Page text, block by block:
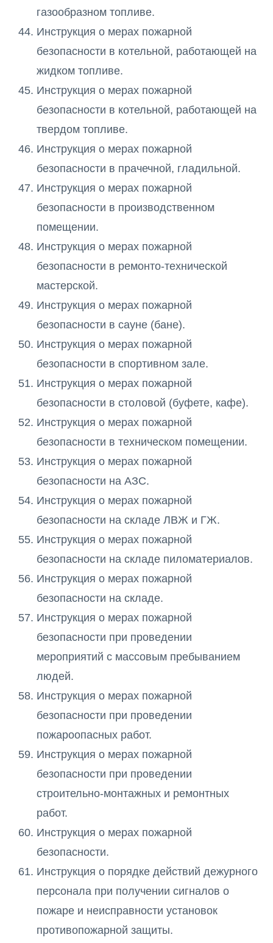
газообразном топливе.
Инструкция о мерах пожарной
безопасности в котельной, работающей на
жидком топливе.
Инструкция о мерах пожарной
безопасности в котельной, работающей на
твердом топливе.
Инструкция о мерах пожарной
безопасности в прачечной, гладильной.
Инструкция о мерах пожарной
безопасности в производственном
помещении.
Инструкция о мерах пожарной
безопасности в ремонто-технической
мастерской.
Инструкция о мерах пожарной
безопасности в сауне (бане).
Инструкция о мерах пожарной
безопасности в спортивном зале.
Инструкция о мерах пожарной
безопасности в столовой (буфете, кафе).
Инструкция о мерах пожарной
безопасности в техническом помещении.
Инструкция о мерах пожарной
безопасности на АЗС.
Инструкция о мерах пожарной
безопасности на складе ЛВЖ и ГЖ.
Инструкция о мерах пожарной
безопасности на складе пиломатериалов.
Инструкция о мерах пожарной
безопасности на складе.
Инструкция о мерах пожарной
безопасности при проведении
мероприятий с массовым пребыванием
людей.
Инструкция о мерах пожарной
безопасности при проведении
пожароопасных работ.
Инструкция о мерах пожарной
безопасности при проведении
строительно-монтажных и ремонтных
работ.
Инструкция о мерах пожарной
безопасности.
Инструкция о порядке действий дежурного
персонала при получении сигналов о
пожаре и неисправности установок
противопожарной защиты.